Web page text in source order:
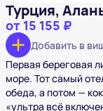
Турция,
от 15 155 ₽
Добавить в
Первая береговая
море. Тот самый
обеда, а потом —
«ультра всё